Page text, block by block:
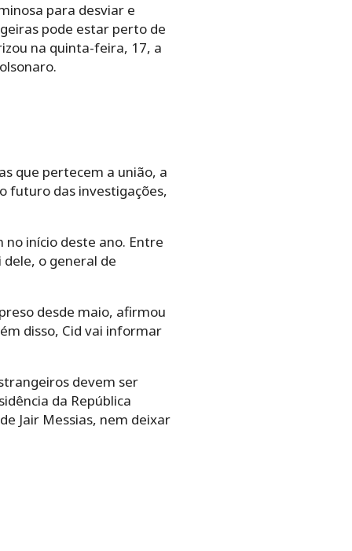
para desviar e
pode estar perto de
na quinta-feira, 17, a
que pertecem a união, a
futuro das investigações,
início deste ano. Entre
o general de
desde maio, afirmou
disso, Cid vai informar
devem ser
da República
Jair Messias, nem deixar